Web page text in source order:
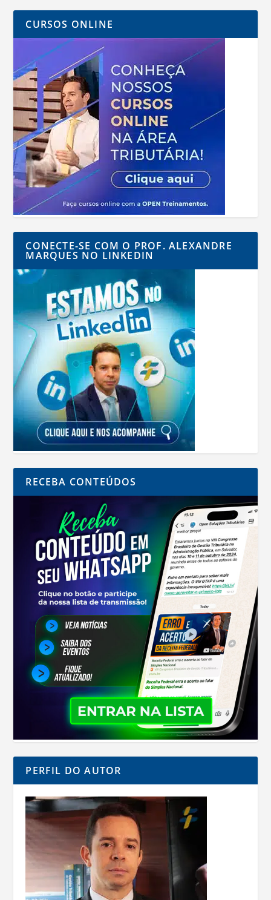
CURSOS ONLINE
CONECTE-SE COM O PROF. ALEXANDRE
MARQUES NO LINKEDIN
RECEBA CONTEÚDOS
PERFIL DO AUTOR